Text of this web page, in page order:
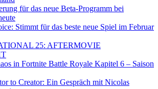
für das neue Beta-Programm bei
Stimmt für das beste neue Spiel im Februar
25: AFTERMOVIE
in Fortnite Battle Royale Kapitel 6 – Saison
to Creator: Ein Gespräch mit Nicolas